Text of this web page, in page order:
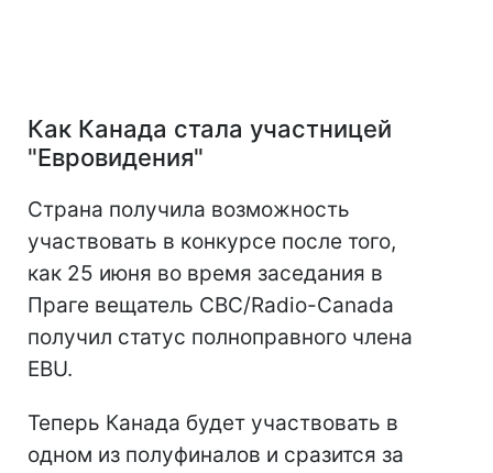
Как Канада стала участницей
"Евровидения"
Страна получила возможность
участвовать в конкурсе после того,
как 25 июня во время заседания в
Праге вещатель CBC/Radio-Canada
получил статус полноправного члена
EBU.
Теперь Канада будет участвовать в
одном из полуфиналов и сразится за